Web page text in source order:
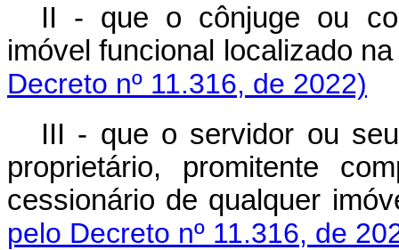
II - que o cônjuge ou
imóvel funcional localizado
Decreto nº 11.316, de 2022)
III - que o servidor ou
proprietário, promitente
cessionário de qualquer
pelo Decreto nº 11.316, de